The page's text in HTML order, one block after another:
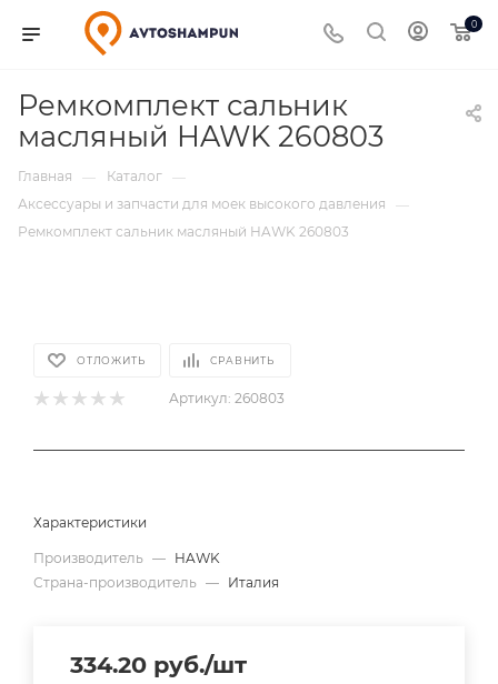
0
Ремкомплект сальник
масляный HAWK 260803
Главная — Каталог —
Аксессуары и запчасти для моек высокого давления
—
Ремкомплект сальник масляный HAWK 260803
ОТЛОЖИТЬ СРАВНИТЬ
Артикул: 260803
Характеристики
Производитель — HAWK
Страна-производитель — Италия
334.20 руб./шт